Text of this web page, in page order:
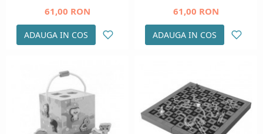
61,00 RON
ADAUGA IN COS
61,00 RON
ADAUGA IN COS